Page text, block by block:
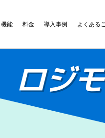
機能 料金 導入事例 よくある
ロジ